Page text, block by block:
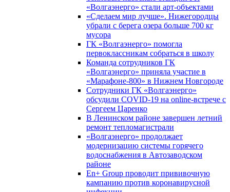
«Волгаэнерго» стали арт-объектами
«Сделаем мир лучше». Нижегородцы
убрали с берега озера больше 700 кг
мусора
ГК «Волгаэнерго» помогла
первоклассникам собраться в школу
Команда сотрудников ГК
«Волгаэнерго» приняла участие в
«Марафоне-800» в Нижнем Новгороде
Сотрудники ГК «Волгаэнерго»
обсудили COVID-19 на online-встрече с
Сергеем Царенко
В Ленинском районе завершен летний
ремонт тепломагистрали
«Волгаэнерго» продолжает
модернизацию системы горячего
водоснабжения в Автозаводском
районе
En+ Group проводит прививочную
кампанию против коронавирусной